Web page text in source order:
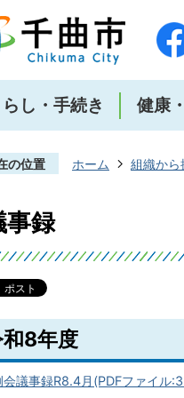
らし・手続き 健康
の位置 ホーム 組織から
事録
8年度
会議事録R8.4月(PDFファイル